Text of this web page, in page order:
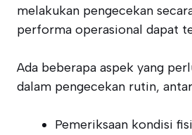
melakukan pengecekan
performa operasional dapat
Ada beberapa aspek yang
dalam pengecekan rutin,
Pemeriksaan kondisi